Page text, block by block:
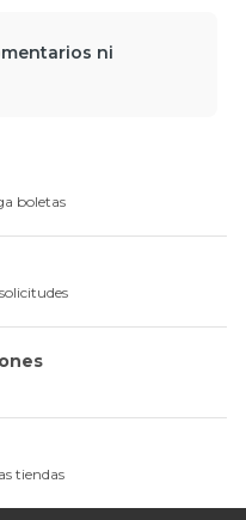
ni
boletas
tiendas